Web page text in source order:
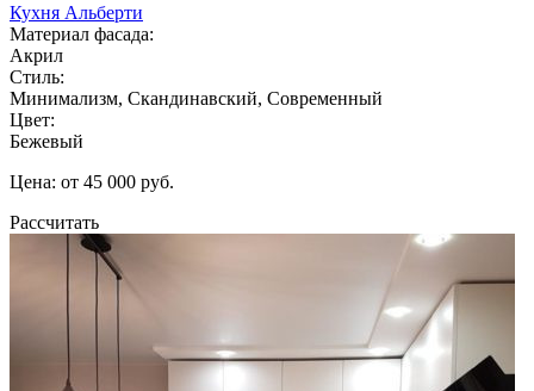
Кухня Альберти
Материал фасада:
Акрил
Стиль:
Минимализм, Скандинавский, Современный
Цвет:
Бежевый
Цена: от 45 000 руб.
Рассчитать